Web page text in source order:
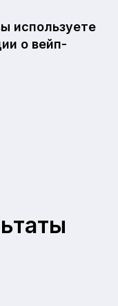
используете
о вейп-